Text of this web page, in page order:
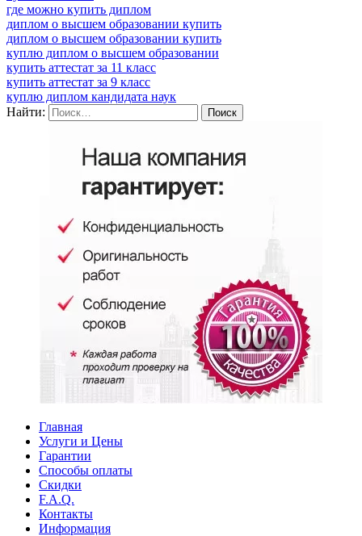
где можно купить диплом
диплом о высшем образовании купить
диплом о высшем образовании купить
куплю диплом о высшем образовании
купить аттестат за 11 класс
купить аттестат за 9 класс
куплю диплом кандидата наук
Найти:
Главная
Услуги и Цены
Гарантии
Способы оплаты
Скидки
F.A.Q.
Контакты
Информация